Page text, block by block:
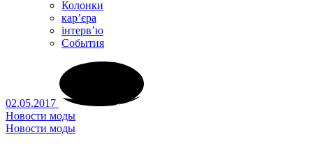
Колонки
кар’єра
інтерв’ю
Cобытия
02.05.2017
Новости моды
Новости моды